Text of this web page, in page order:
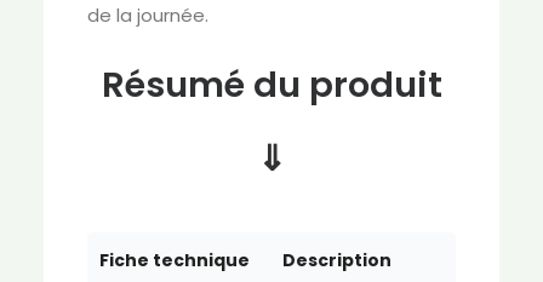
de la journée.
Résumé du produit
⇓
Fiche technique
Description